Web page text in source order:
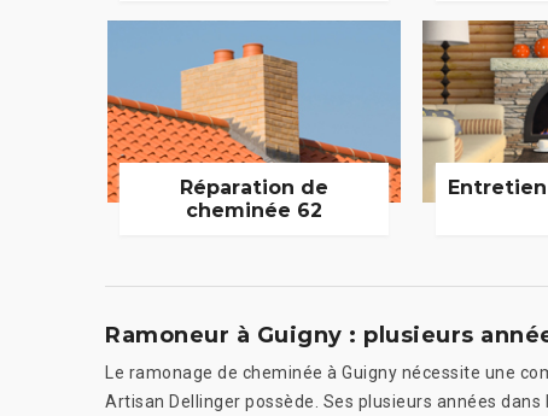
Réparation de
cheminée 62
Ramoneur à Guigny : plusieurs
Le ramonage de cheminée à Guigny nécessite une
Artisan Dellinger possède. Ses plusieurs années